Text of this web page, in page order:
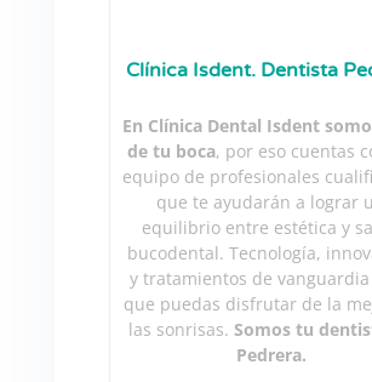
Clínica Isdent. Dentista
En Clínica Dental Isdent
de tu boca, por eso cuentas
equipo de profesionales
que te ayudarán a lograr
equilibrio entre estética y
bucodental. Tecnología,
y tratamientos de
que puedas disfrutar de la
las sonrisas.Somos tu
Pedrera.